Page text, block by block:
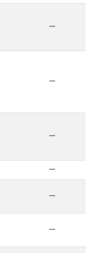
—
—
—
—
—
—